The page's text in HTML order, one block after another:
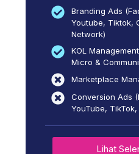
Branding Ads
Youtube, Tiktok,
Network)
KOL
Micro &
Marketplace
Conversion Ads
YouTube,
Lihat